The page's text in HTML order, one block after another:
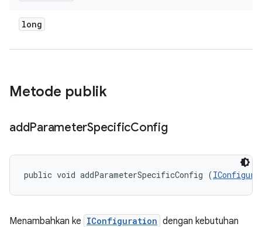
long
Metode publik
addParameterSpecificConfig
public void addParameterSpecificConfig (
Menambahkan ke IConfiguration dengan kebutuhan